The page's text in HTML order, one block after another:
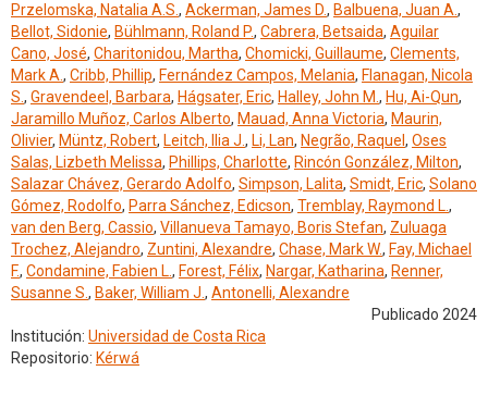
Przelomska, Natalia A.S., Ackerman, James D., Balbuena, Juan A.,
Bellot, Sidonie, Bühlmann, Roland P., Cabrera, Betsaida, Aguilar
Cano, José, Charitonidou, Martha, Chomicki, Guillaume, Clements,
Mark A., Cribb, Phillip, Fernández Campos, Melania, Flanagan, Nicola
S., Gravendeel, Barbara, Hágsater, Eric, Halley, John M., Hu, Ai-Qun,
Jaramillo Muñoz, Carlos Alberto, Mauad, Anna Victoria, Maurin,
Olivier, Müntz, Robert, Leitch, Ilia J., Li, Lan, Negrão, Raquel , Oses
Salas, Lizbeth Melissa, Phillips, Charlotte, Rincón González, Milton,
Salazar Chávez, Gerardo Adolfo, Simpson, Lalita, Smidt, Eric, Solano
Gómez, Rodolfo, Parra Sánchez, Edicson, Tremblay, Raymond L.,
van den Berg, Cassio, Villanueva Tamayo, Boris Stefan, Zuluaga
Trochez, Alejandro, Zuntini, Alexandre, Chase, Mark W., Fay, Michael
F., Condamine, Fabien L., Forest, Félix, Nargar, Katharina, Renner,
Susanne S., Baker, William J., Antonelli, Alexandre
Publicado 2024
Institución: Universidad de Costa Rica
Repositorio: Kérwá